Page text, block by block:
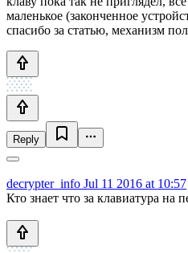
маленькое (законченное
спасибо за статью, механизм
Reply
decrypter_info Jul 11 2016 at 10:57
Кто знает что за клавиатура на